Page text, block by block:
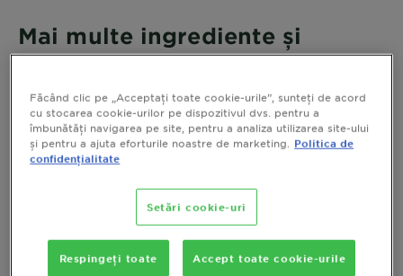
Mai multe ingrediente și
formule sustenabile
În 2019, noile noastre formule pentru îngrijirea părului
au atins în medie 91% biodegradabilitate*. Până în
2025, vom produce noi formule eficiente, cu ajutorul
Științei Verzi, cum ar fi biotehnologia. *Conform OECD
301 sau teste echivalente.
DESCOPERĂ MAI MULT
Făcând clic pe „Acceptați toate cookie-urile”, sunteți de acord
cu stocarea cookie-urilor pe dispozitivul dvs. pentru a
îmbunătăți navigarea pe site, pentru a analiza utilizarea site-ului
și pentru a ajuta eforturile noastre de marketing. Politica de
confidențialitate
Setări cookie-uri
Respingeți toate Accept toate cookie-urile